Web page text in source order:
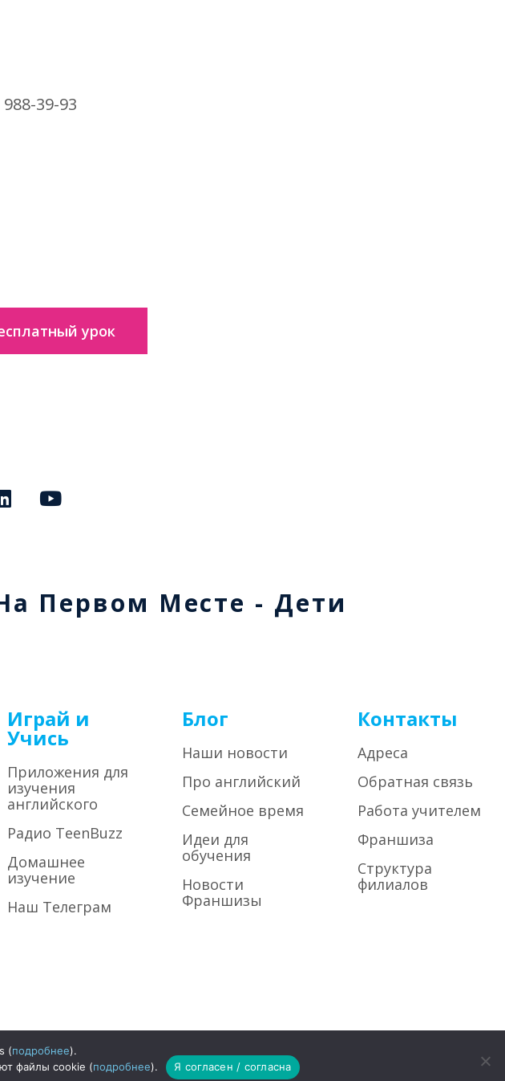
39-93
урок
Первом Месте - Дети
Играй и
Учись
Приложения для
изучения
английского
Радио TeenBuzz
Домашнее
изучение
Наш Телеграм
Блог
Наши новости
Про английский
Семейное время
Идеи для
обучения
Новости
Франшизы
Контакты
Адреса
Обратная связь
Работа учителем
Франшиза
Структура
филиалов
©2026 ООО «Хелен Дорон Раша»| Все права защищены
(подробнее).
файлы cookie (подробнее). Я согласен / согласна